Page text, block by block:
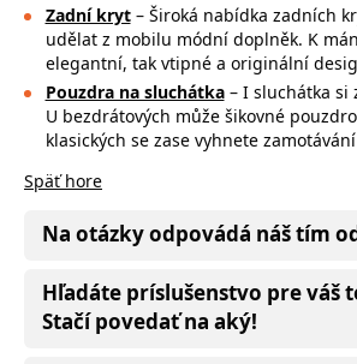
Zadní kryt– Široká nabídka zadních
udělat z mobilu módní doplněk. K
elegantní, tak vtipné a originální
Pouzdra na sluchátka– I sluchátka si
U bezdrátových může šikovné
klasických se zase vyhnete
Späť hore
Na otázky odpovádá náš tím
Hľadáte príslušenstvo pre váš
Stačí povedať na aký!